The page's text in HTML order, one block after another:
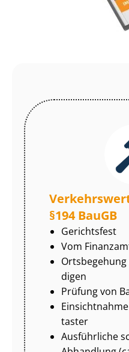
§194 BauGB
Gerichtsfest
Vom
di­gen
Prüfung von
tas­ter
Ausführliche